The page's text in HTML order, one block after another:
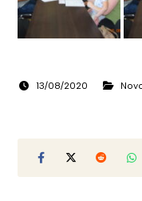
13/08/2020